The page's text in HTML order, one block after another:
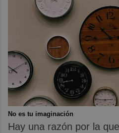
No es tu imaginación
Hay una razón por la